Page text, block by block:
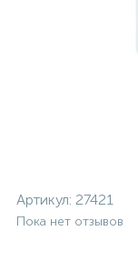
Артикул: 27421
Пока нет отзывов